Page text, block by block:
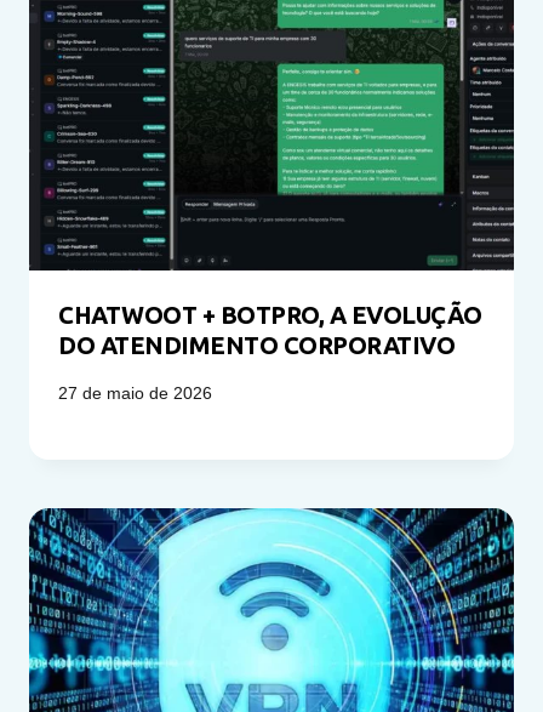
CHATWOOT + BOTPRO, A EVOLUÇÃO
DO ATENDIMENTO CORPORATIVO
27 de maio de 2026